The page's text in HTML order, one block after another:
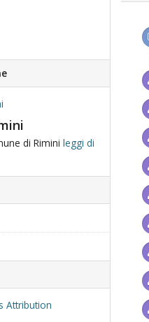
di Rimini leggi di
Attribution